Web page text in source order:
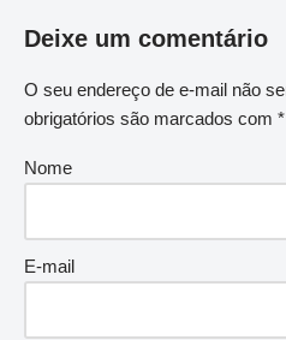
Deixe um comentário
O seu endereço de e-mail não
obrigatórios são marcados com *
Nome
E-mail